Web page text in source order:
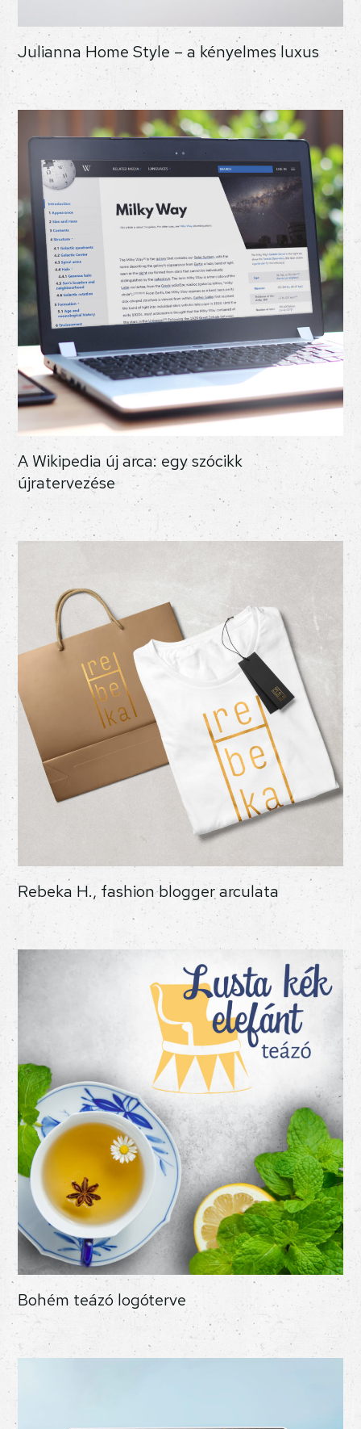
Julianna Home Style – a kényelmes luxus
A Wikipedia új arca: egy szócikk
újratervezése
Rebeka H., fashion blogger arculata
Bohém teázó logóterve